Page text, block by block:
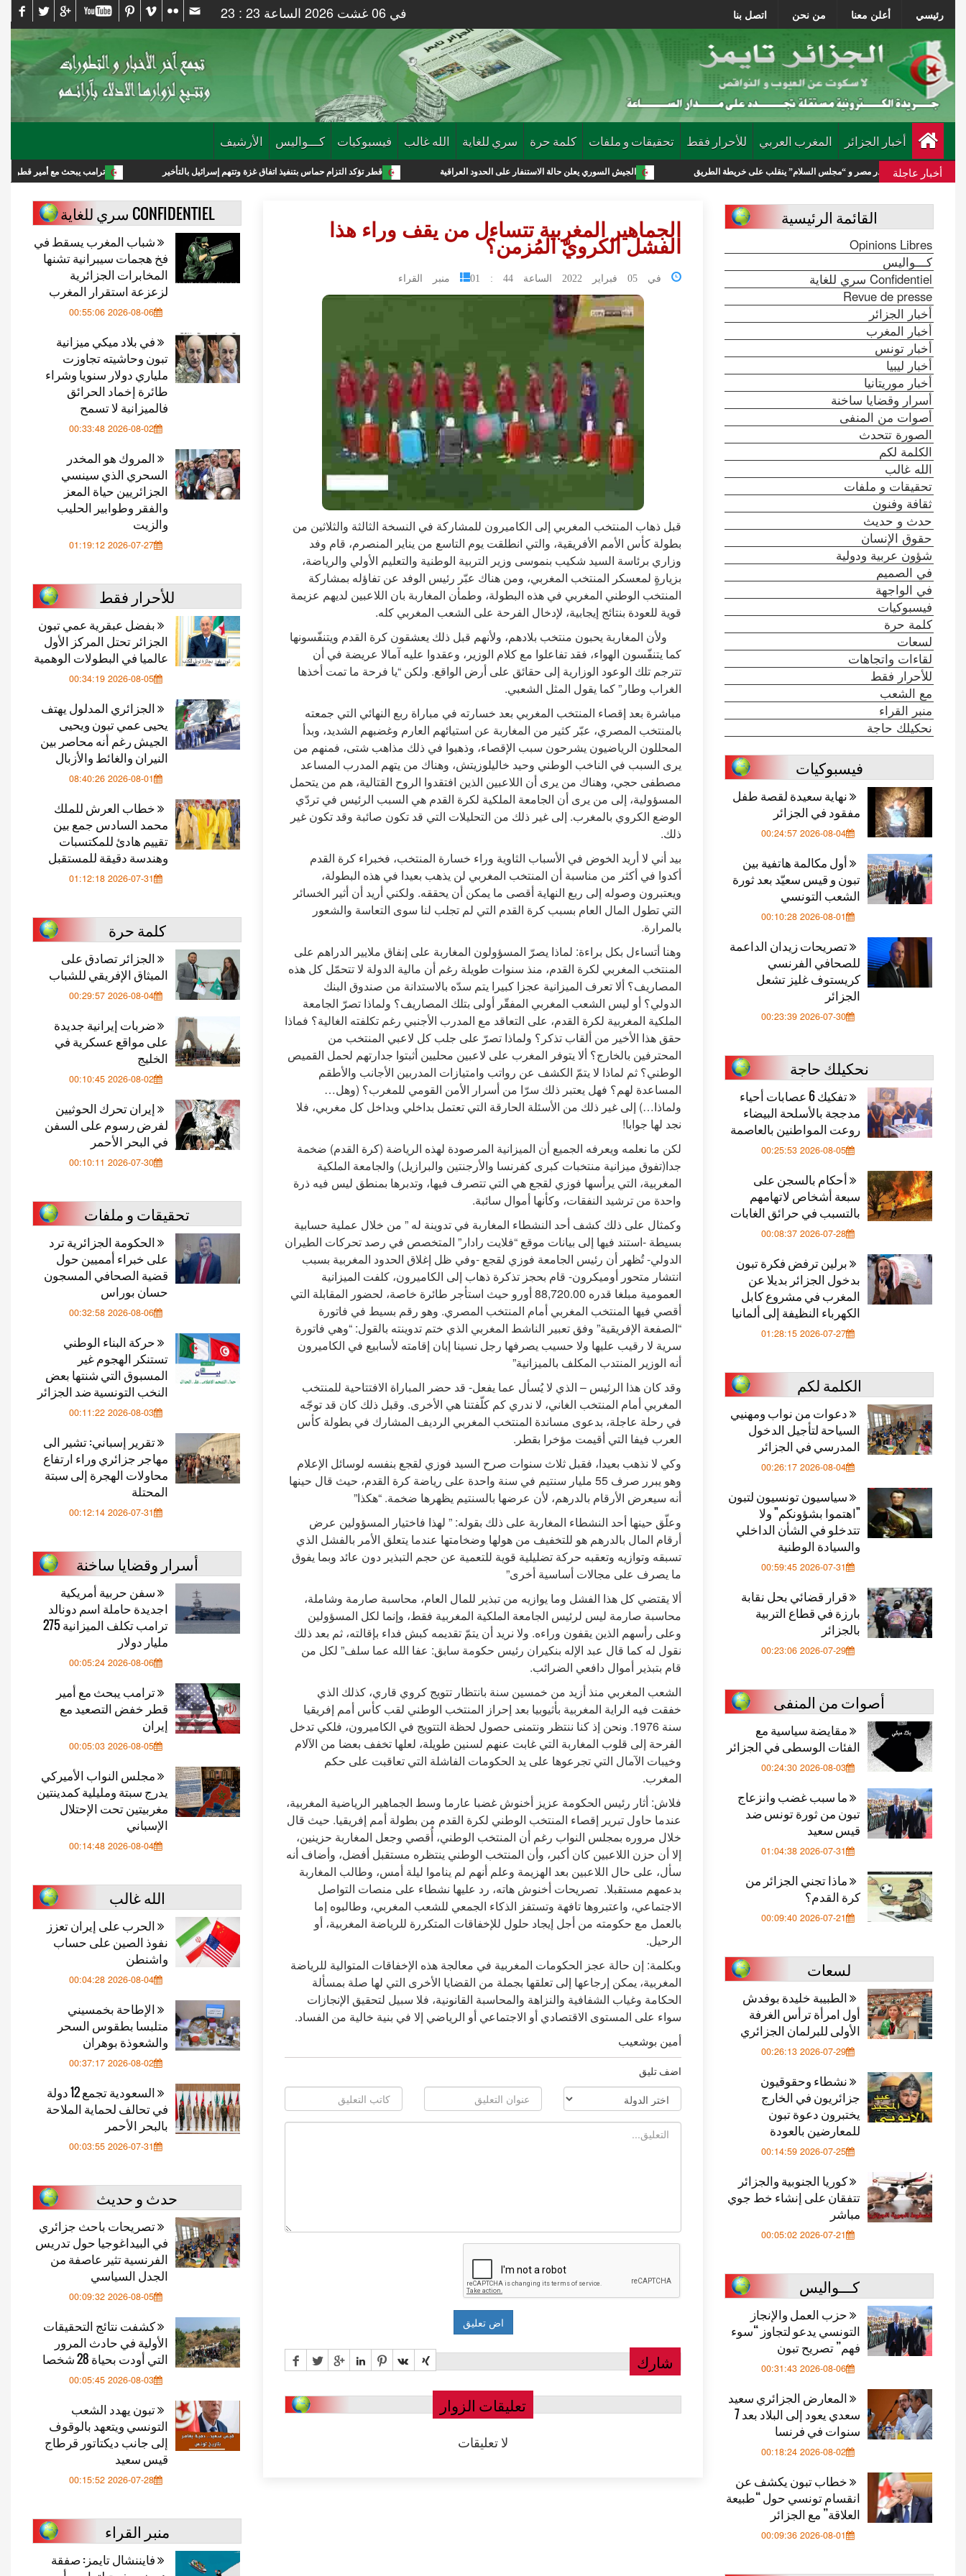
رئيسي أعلن معنا من نحن اتصل بنا في 06 غشت 2026 الساعة 23 : 23
أخبار الجزائر المغرب العربي للأحرار فقط تحقيقات و ملفات كلمة حرة سري للغاية الله غالب فيسبوكيات كـــواليس الأرشيف
أخبار عاجلة ترامب يبحث مع أمير قطر خفض التصعيد مع قطر تؤكد التزام حماس بتنفيذ اتفاق غزة وتتهم إسرائيل بالتأخير الجيش السوري يعلن حالة الاستنفار على الحدود العراقية يغادر مصر و “مجلس السلام” ينقلب على خريطة الطريق
CONFIDENTIEL سري للغاية
شباب المغرب يسقط في
فخ هجمات سيبرانية تشنها
المخابرات الجزائرية
لزعزعة استقرار المغرب
2026-08-06 00:55:06
في بلاد ميكي ميزانية
تبون وحاشيته تجاوزت
ملياري دولار سنويا وشراء
طائرة إخماد الحرائق
فالميزانية لا تسمح
2026-08-02 00:33:48
المروك هو المخدر
السحري الذي سينسي
الجزائريين حياة المعز
والفقر وطوابير الحليب
والزيت
2026-07-27 01:19:12
للأحرار فقط
بفضل عبقرية عمي تبون
الجزائر تحتل المركز الأول
عالميا في البطولات الوهمية
2026-08-05 00:34:19
الجزائري المدلول يهتف
يحيى عمي تبون ويحيى
الجيش رغم أنه محاصر بين
النيران والغائط والأزبال
2026-08-01 08:40:26
خطاب العرش للملك
محمد السادس جمع بين
تقييم هادئ للمكتسبات
وهندسة دقيقة للمستقبل
2026-07-31 01:12:18
كلمة حرة
الجزائر تصادق على
الميثاق الإفريقي للشباب
2026-08-04 00:29:57
ضربات إيرانية جديدة
على مواقع عسكرية في
الخليج
2026-08-02 00:10:45
إيران تحرك الحوثيين
لفرض رسوم على السفن
في البحر الأحمر
2026-07-30 00:10:11
تحقيقات و ملفات
الحكومة الجزائرية ترد
على خبراء أمميين حول
قضية الصحافي المسجون
حسان بوراس
2026-08-06 00:32:58
حركة البناء الوطني
تستنكر الهجوم غير
المسبوق التي شنتها بعض
النخب التونسية ضد الجزائر
2026-08-03 00:11:22
تقرير إسباني: تشير الى
مهاجر جزائري وراء ارتفاع
محاولات الهجرة إلى سبتة
المحتلة
2026-07-31 00:12:14
أسرار وقضايا ساخنة
سفن حربية أمريكية
اجديدة حاملة اسم دونالد
ترامب تكلف الميزانية 275
مليار دولار
2026-08-06 00:05:24
ترامب يبحث مع أمير
قطر خفض التصعيد مع
إيران
2026-08-05 00:05:03
مجلس النواب الأميركي
يدرج سبتة ومليلية كمدينتين
مغربيتين تحت الإحتلال
الإسباني
2026-08-04 00:14:48
الله غالب
الحرب على إيران تعزز
نفوذ الصين على حساب
واشنطن
2026-08-04 00:04:28
الإطاحة بخمسيني
متلبسا بطقوس السحر
والشعوذة بوهران
2026-08-02 00:37:17
السعودية تجمع 12 دولة
في تحالف لحماية الملاحة
بالبحر الأحمر
2026-07-31 00:03:55
حدث و حديث
تصريحات باحث جزائري
في البيداغوجيا حول تدريس
الفرنسية تثير عاصفة من
الجدل السياسي
2026-08-05 00:09:32
كشفت نتائج التحقيقات
الأولية في حادث المرور
التي أودت بحياة 28 شخصا
2026-08-03 00:05:45
تبون يهدد الشعب
التونسي ويتعهد بالوقوف
إلى جانب ديكتاتور قرطاج
قيس سعيد
2026-07-28 00:15:52
منبر القراء
فايننشال تايمز: صفقة
الجماهير المغربية تتساءل من يقف وراء هذا
الفشل الكرويّ المُزمن؟
في 05 فبراير 2022 الساعة 44 : 01 منبر القراء
قبل ذهاب المنتخب المغربي إلى الكاميرون للمشاركة في النسخة الثالثة والثلاثين من
بطولة كأس الأمم الأفريقية، والتي انطلقت يوم التاسع من يناير المنصرم، قام وفد
وزاري برئاسة السيد شكيب بنموسى وزير التربية الوطنية والتعليم الأولي والرياضة،
بزيارةٍ لمعسكر المنتخب المغربي، ومن هناك عبّر رئيس الوفد عن تفاؤله بمشاركة
المنتخب الوطني المغربي في هذه البطولة، وطمأن المغاربة بان اللاعبين لديهم عزيمة
قوية للعودة بنتائج إيجابية، لإدخال الفرحة على الشعب المغربي كله.
ولأن المغاربة يحبون منتخب بلادهم، ولأنهم قبل ذلك يعشقون كرة القدم ويتنفّسونها
كما يتنفّسون الهواء، فقد تفاعلوا مع كلام الوزير، وعقدوا عليه آمالا عريضة في أن
تترجم تلك الوعود الوزارية إلى حقائق على أرض الواقع. ولكن “يا فرحة ما تمت أخذها
الغراب وطار” كما يقول المثل الشعبي.
مباشرة بعد إقصاء المنتخب المغربي بعد خسارته في مباراة ربع النهائي التي جمعته
بالمنتخب المصري، عبّر كثير من المغاربة عن استيائهم العارم وغضبهم الشديد، وبدأ
المحللون الرياضيون يشرحون سبب الإقصاء، وذهبوا في ذلك مذاهب شتى، فمنهم من
يرى السبب في الناخب الوطني وحيد خاليلوزيتش، وهناك من يتهم المدرب المساعد
مصطفى حجي، وهناك من يرى أن اللاعبين الذين افتقدوا الروح القتالية، هم من يتحمل
المسؤولية، إلى من يرى أن الجامعة الملكية لكرة القدم هي السبب الرئيس في تردّي
الوضع الكروي بالمغرب. إلى غير ذلك من التحليلات التي قد تكون صائبة وقد تكون غير
ذلك.
بيد أني لا أريد الخوض في الأسباب الثاوية وراء خسارة المنتخب، فخبراء كرة القدم
أكدوا في أكثر من مناسبة أن المنتخب المغربي لن يذهب بعيدا في هذه البطولة،
ويعتبرون وصوله إلى ربع النهاية أقصى ما يمكن أن يحققه. ولكني أريد أن أثير الخسائر
التي تطول المال العام بسبب كرة القدم التي لم تجلب لنا سوى التعاسة والشعور
بالمرارة.
وهنا أتساءل بكل براءة: لماذا يصرّ المسؤولون المغاربة على إنفاق ملايير الدراهم على
المنتخب المغربي لكرة القدم، منذ سنوات طويلة رغم أن مالية الدولة لا تتحمّل كل هذه
المصاريف؟ ألا تعرف الميزانية عجزا كبيرا يتم سدّه بالاستدانة من صندوق البنك
الدولي؟ أو ليس الشعب المغربي المفقّر أولى بتلك المصاريف؟ ولماذا تصرّ الجامعة
الملكية المغربية لكرة القدم، على التعاقد مع المدرب الأجنبي رغم تكلفته الغالية؟ فماذا
حقق هذا الأخير من ألقاب تذكر؟ ولماذا تصرّ على جلب كل لاعبي المنتخب من
المحترفين بالخارج؟ ألا يتوفر المغرب على لاعبين محليين أثبتوا جدارتهم لحمل القميص
الوطني؟ ثم لماذا لا يتمّ الكشف عن رواتب وامتيازات المدربين الأجانب والأطقم
المساعدة لهم؟ فهل يعتبر ذلك سرّا من أسرار الأمن القومي للمغرب؟ (وهل…
ولماذا…) إلى غير ذلك من الأسئلة الحارقة التي تعتمل بداخلي وبداخل كل مغربي، فلا
نجد لها جوابا!
لكن ما نعلمه ويعرفه الجميع أن الميزانية المرصودة لهذه الرياضة (كرة القدم) ضخمة
جدا(تفوق ميزانية منتخبات كبرى كفرنسا والأرجنتين والبرازيل) والجامعة الملكية
المغربية، التي يرأسها فوزي لقجع هي التي تتصرف فيها، وتدبرها بمنطق ليس فيه ذرة
واحدة من ترشيد النفقات، وكأنها أموال سائبة.
وكمثال على ذلك كشف أحد النشطاء المغاربة في تدوينة له ” من خلال عملية حسابية
بسيطة -استند فيها إلى بيانات موقع “فلايت رادار” المتخصص في رصد تحركات الطيران
الدولي- تُظهر أن رئيس الجامعة فوزي لقجع -وفي ظل إغلاق الحدود المغربية بسبب
انتشار متحور أوميكرون- قام بحجز تذكرة ذهاب إلى الكاميرون، كلفت الميزانية
العمومية مبلغا قدره 88,720.00 أورو حيث استأجر طائرة خاصة، لحضور المقابلة التي
أقصي فيها المنتخب المغربي أمام المنتخب المصري. وهو رقم بسيط في فاتورة
“الصفعة الإفريقية” وفق تعبير الناشط المغربي الذي ختم تدوينته بالقول: “وهي فاتورة
سرية لا رقيب عليها ولا حسيب يصرفها رجل نسينا إبان إقامته لأسابيع في الكاميرون
أنه الوزير المنتدب المكلف بالميزانية”
وقد كان هذا الرئيس – الذي لا يُسأل عما يفعل- قد حضر المباراة الافتتاحية للمنتخب
المغربي أمام المنتخب الغاني، لا ندري كم كلّفتنا هي الأخرى. وقبل ذلك كان قد توجّه
في رحلة عاجلة، بدعوى مساندة المنتخب المغربي الرديف المشارك في بطولة كأس
العرب فيفا التي أقيمت مؤخرا بقطر.
وكي لا نذهب بعيدا، فقبل ثلاث سنوات صرح السيد فوزي لقجع بنفسه لوسائل الإعلام
وهو يبرر صرف 55 مليار سنتيم في سنة واحدة على رياضة كرة القدم، حيث قال حينها
أنه سيعرض الأرقام بالدرهم، لأن عرضها بالسنتيم يظهرها ضخمة. “هكذا”
وعلّق حينها أحد النشطاء المغاربة على ذلك بقوله: ” لهذا فاختيار المسؤولين عرض
أرقام المال بالدرهم هو للتخفيف من هولها وضخامتها عندما يتعلق الأمر بالفشل الذي
تسبقه وتوازيه وتعقبه حركة تضليلية قوية للتعمية عن حجم التبذير دون عائد وبما يفوق
ما يصرف على مجالات أساسية أخرى”
ألا يقتضي كل هذا الفشل وما يوازيه من تبذير للمال العام، محاسبة صارمة وشاملة،
محاسبة صارمة ليس لرئيس الجامعة الملكية المغربية فقط، وإنما لكل المسؤولين
وعلى رأسهم الذين يقفون وراءه. ولا نريد أن يتمّ تقديمه كبش فداء بإقالته، ثم بعد ذلك
نقول له كما قال عبد الإله بنكيران رئيس حكومة سابق: عفا الله عما سلف” لكل من
قام بتبذير أموال دافعي الضرائب.
الشعب المغربي منذ أزيد من خمسين سنة بانتظار تتويج كروي قاري، كذلك الذي
خفقت فيه الراية المغربية بأثيوبيا بعد إحراز المنتخب الوطني لقب كأس أمم إفريقيا
سنة 1976. ونحن إذ كنا ننتظر ونتمنى حصول لحظة التتويج في الكاميرون، فلكي تدخل
الفرحة إلى قلوب المغاربة التي غابت عنهم لسنين طويلة، لعلها تخفف بعضا من الآلام
وخيبات الآمال التي تجرعوها على يد الحكومات الفاشلة التي تعاقبت على حكم
المغرب.
فلاش: أثار رئيس الحكومة عزيز أخنوش غضبا عارما وسط الجماهير الرياضية المغربية،
عندما حاول تبرير إقصاء المنتخب الوطني لكرة القدم من بطولة أمم إفريقيا. حيث قال
خلال مروره بمجلس النواب رغم أن المنتخب الوطني، أُقصي وجعل المغاربة حزينين،
إلا أن حزن اللاعبين كان أكبر، وأن المنتخب الوطني ينتظره مستقبل أفضل، وأضاف أنه
سأل، على حال اللاعبين بعد الهزيمة وعلم أنهم لم يناموا ليلة أمس، وطالب المغاربة
بدعمهم مستقبلا. تصريحات أخنوش هاته، رد عليها نشطاء على منصات التواصل
الاجتماعي، واعتبروها تافهة وتستفز الذكاء الجمعي للشعب المغربي، وطالبوه إما
بالعمل مع حكومته من أجل إيجاد حلول للإخفاقات المتكررة للرياضة المغربية، أو
الرحيل.
وبكلمة: إن حالة عجز الحكومات المغربية في معالجة هذه الإخفاقات المتوالية للرياضة
المغربية، يمكن إرجاعها إلى تعلقها بجملة من القضايا الأخرى التي لها صلة بمسألة
الحكامة وغياب الشفافية والنزاهة والمحاسبة القانونية، فلا سبيل لتحقيق الإنجازات
سواء على المستوى الاقتصادي أو الاجتماعي أو الرياضي إلا في بنية خالية من الفساد.
أمين بوشعيب
اضف تليق
شارك
تعليقات الزوار
لا تعليقات
القائمة الرئيسية
Opinions Libres
كـــواليس
Confidentiel سري للغاية
Revue de presse
أخبار الجزائر
أخبار المغرب
أخبار تونس
أخبار ليبيا
أخبار موريتانيا
أسرار وقضايا ساخنة
أصوات من المنفى
الصورة تتحدث
الكلمة لكم
الله غالب
تحقيقات و ملفات
ثقافة وفنون
حدث و حديث
حقوق الإنسان
شؤون عربية ودولية
في الصميم
في الواجهة
فيسبوكيات
كلمة حرة
لسعات
لقاءات واتجاهات
للأحرار فقط
مع الشعب
منبر القراء
نحكيلك حاجة
فيسبوكيات
نهاية سعيدة لقصة طفل
مفقود في الجزائر
2026-08-04 00:24:57
أول مكالمة هاتفية بين
تبون و قيس سعيّد بعد ثورة
الشعب التونسي
2026-08-01 00:10:28
تصريحات زيدان الداعمة
للصحافي الفرنسي
كريستوف غليز تشعل
الجزائر
2026-07-30 00:23:39
نحكيلك حاجة
تفكيك 6 عصابات أحياء
مدججة بالأسلحة البيضاء
روعت المواطنين بالعاصمة
2026-08-05 00:25:53
أحكام بالسجن على
سبعة أشخاص لاتهامهم
بالتسبب في حرائق الغابات
2026-07-28 00:08:37
برلين ترفض فكرة تبون
بدخول الجزائر بديلا عن
المغرب في مشروع كابل
الكهرباء النظيفة إلى ألمانيا
2026-07-27 01:28:15
الكلمة لكم
دعوات من نواب ومهنيي
السياحة لتأجيل الدخول
المدرسي في الجزائر
2026-08-04 00:26:17
سياسيون تونسيون لتبون
"اهتموا بشؤونكم" ولا
تتدخلو في الشأن الداخلي
والسيادة الوطنية
2026-07-31 00:59:45
قرار قضائي بحل نقابة
بارزة في قطاع التربية
بالجزائر
2026-07-29 00:23:06
أصوات من المنفى
مقايضة سياسية مع
الفئات الوسطى في الجزائر
2026-08-03 00:24:30
ما سبب غضب وانزعاج
تبون من ثورة تونس ضد
قيس سعيد
2026-07-31 01:04:38
ماذا تجني الجزائر من
كرة القدم؟
2026-07-21 00:09:40
لسعات
الطبيبة خليدة بوفدش
أول امرأة ترأس الغرفة
الأولى للبرلمان الجزائري
2026-07-29 00:26:13
نشطاء وحقوقيون
جزائريون في الخارج
يختبرون دعوة تبون
للمعارضين بالعودة
2026-07-25 00:14:59
كوريا الجنوبية والجزائر
تتفقان على إنشاء خط جوي
مباشر
2026-07-21 00:05:02
كـــواليس
حزب العمل والإنجاز
التونسي يدعو لتجاوز “سوء
فهم” تصريح تبون
2026-08-06 00:31:43
المعارض الجزائري سعيد
سعدي يعود إلى البلاد بعد 7
سنوات في فرنسا
2026-08-02 00:18:24
خطاب تبون يكشف عن
انقسام تونسي حول “طبيعة
العلاقة” مع الجزائر
2026-08-01 00:09:36